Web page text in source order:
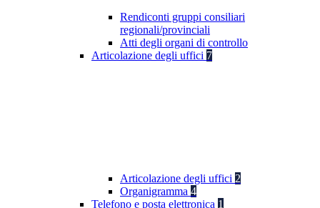
Rendiconti gruppi consiliari
regionali/provinciali
Atti degli organi di controllo
Articolazione degli uffici 7
Articolazione degli uffici 2
Organigramma 4
Telefono e posta elettronica 1